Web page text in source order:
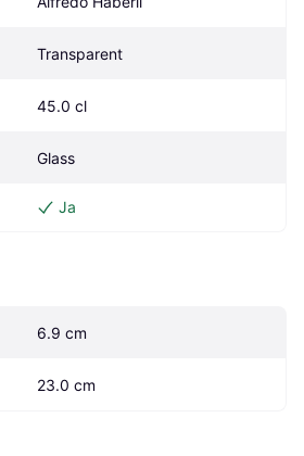
Transparent
45.0 cl
Glass
Ja
6.9 cm
23.0 cm